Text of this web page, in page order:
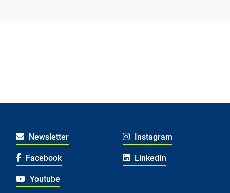
Newsletter Instagram
Facebook LinkedIn
Youtube